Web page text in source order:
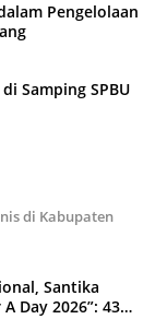
Pengelolaan
Samping SPBU
di Kabupaten
Santika
Day 2026”: 43